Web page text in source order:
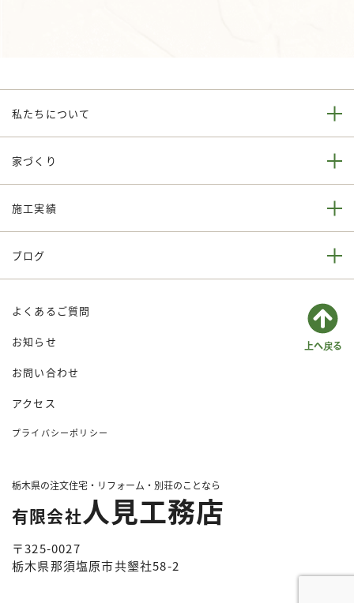
栃木県の注文住宅・リフォーム・別荘のことなら
有限会社人見工務店
〒325-0027
栃木県那須塩原市共墾社58-2
私たちについて
家づくり
施工実績
ブログ
よくあるご質問
お知らせ
お問い合わせ
アクセス
プライバシーポリシー